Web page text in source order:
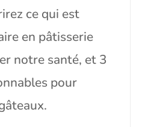
ce qui est
en pâtisserie
notre santé, et 3
pour